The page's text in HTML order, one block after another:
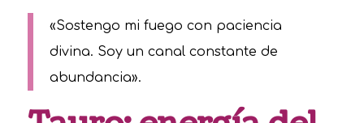
«Sostengo mi fuego con paciencia
divina. Soy un canal constante de
abundancia».